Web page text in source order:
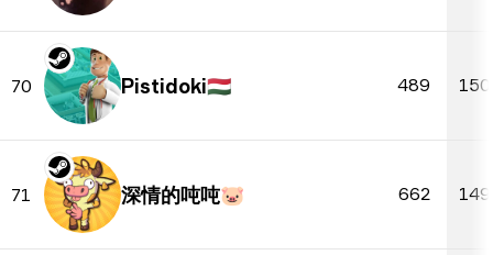
70 Pistidoki🇭🇺 489
71 深情的吨吨🐷 662